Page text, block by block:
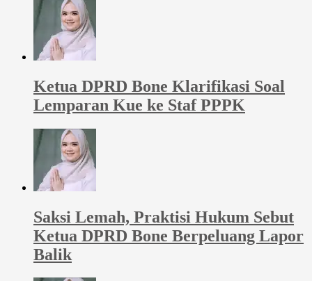
Ketua DPRD Bone Klarifikasi Soal
Lemparan Kue ke Staf PPPK
Saksi Lemah, Praktisi Hukum Sebut
Ketua DPRD Bone Berpeluang Lapor
Balik